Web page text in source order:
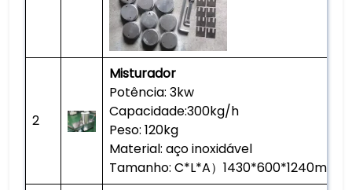
2
Misturador
Potência: 3kw
Capacidade:300kg/h
Peso: 120kg
Material: aço inoxidável
Tamanho: C*L*A）1430*600*1240mm